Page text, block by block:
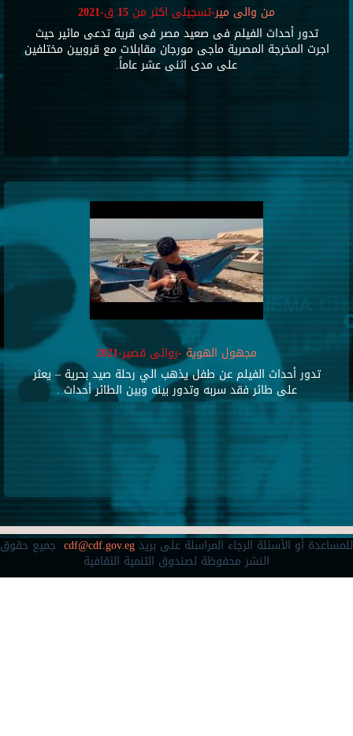
من والى مير-تسجيلى اكثر من 15 ق-2021
تدور أحداث الفيلم فى صعيد مصر فى قرية تدعى مائير حيث
اجرت المخرجة المصرية ماجى مورجان مقابلات مع قرويين مختلفين
على مدى اثنى عشر عاماً.
مجهول الهوية-روائى قصير-2021
تدور أحداث الفيلم عن طفل يذهب الي رحلة صيد بحرية – يعثر
على طائر فقد سربه وتدور بينه وبين الطائر أحداث .
للمساعدة أو الأسئلة الرجاء المراسلة على بريدcdf@cdf.gov.egجميع حقوق
النشر محفوظة لصندوق التنمية الثقافية